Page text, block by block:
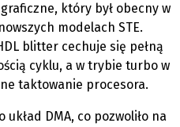
który był obecny w
modelach STE.
blitter cechuje się pełną
cyklu, a w trybie turbo w
taktowanie procesora.
DMA, co pozwoliło na